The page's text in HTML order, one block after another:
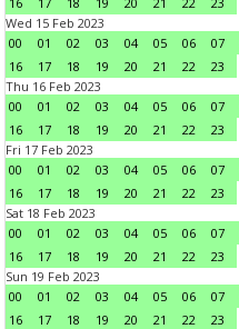
Wed 15 Feb 2023
00
01 02 03 04 05 06 07
16
17 18 19 20 21 22
23
Thu 16 Feb 2023
00
01 02 03 04 05 06 07
16
17 18 19 20 21 22
23
Fri 17 Feb 2023
00
01 02 03 04 05 06 07
16
17 18 19 20 21 22
23
Sat 18 Feb 2023
00
01 02 03 04 05 06 07
16
17 18 19 20 21 22
23
Sun 19 Feb 2023
00
01 02 03 04 05 06 07
16
17 18 19 20 21 22
23